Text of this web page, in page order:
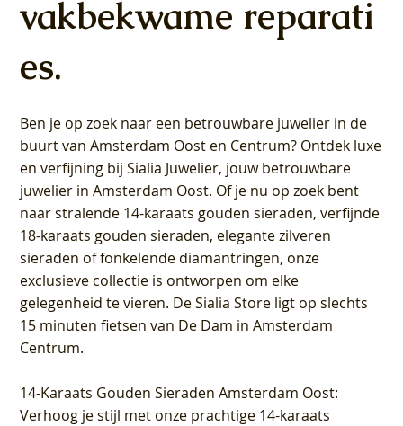
vakbekwame reparati
es.
Ben je op zoek naar een betrouwbare juwelier in de
buurt van Amsterdam Oost en Centrum? Ontdek luxe
en verfijning bij Sialia Juwelier, jouw betrouwbare
juwelier in Amsterdam Oost. Of je nu op zoek bent
naar stralende 14-karaats gouden sieraden, verfijnde
18-karaats gouden sieraden, elegante zilveren
sieraden of fonkelende diamantringen, onze
exclusieve collectie is ontworpen om elke
gelegenheid te vieren. De Sialia Store ligt op slechts
15 minuten fietsen van De Dam in Amsterdam
Centrum.
14-Karaats Gouden Sieraden Amsterdam Oost:
Verhoog je stijl met onze prachtige 14-karaats